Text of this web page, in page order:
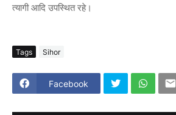
त्यागी आदि उपस्थित रहे।
Tags Sihor
Facebook